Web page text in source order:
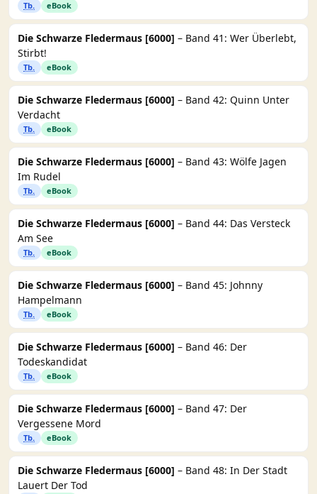
Tb. eBook
Die Schwarze Fledermaus [6000] – Band 41: Wer Überlebt,
Stirbt!
Tb. eBook
Die Schwarze Fledermaus [6000] – Band 42: Quinn Unter
Verdacht
Tb. eBook
Die Schwarze Fledermaus [6000] – Band 43: Wölfe Jagen
Im Rudel
Tb. eBook
Die Schwarze Fledermaus [6000] – Band 44: Das Versteck
Am See
Tb. eBook
Die Schwarze Fledermaus [6000] – Band 45: Johnny
Hampelmann
Tb. eBook
Die Schwarze Fledermaus [6000] – Band 46: Der
Todeskandidat
Tb. eBook
Die Schwarze Fledermaus [6000] – Band 47: Der
Vergessene Mord
Tb. eBook
Die Schwarze Fledermaus [6000] – Band 48: In Der Stadt
Lauert Der Tod